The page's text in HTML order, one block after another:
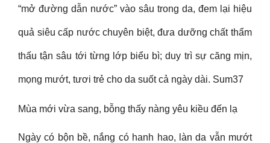
“mở đường dẫn nước” vào sâu trong da, đem lại hiệu
quả siêu cấp nước chuyên biệt, đưa dưỡng chất thẩm
thấu tận sâu tới từng lớp biểu bì; duy trì sự căng mịn,
mọng mướt, tươi trẻ cho da suốt cả ngày dài. Sum37
Mùa mới vừa sang, bỗng thấy nàng yêu kiều đến lạ
Ngày có bộn bề, nắng có hanh hao, làn da vẫn mướt